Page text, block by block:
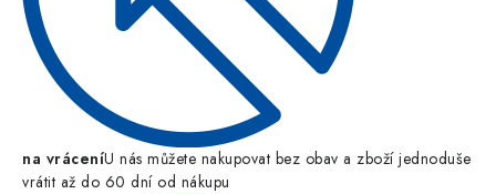
na vráceníU nás můžete nakupovat bez obav a zboží jednoduše
vrátit až do 60 dní od nákupu